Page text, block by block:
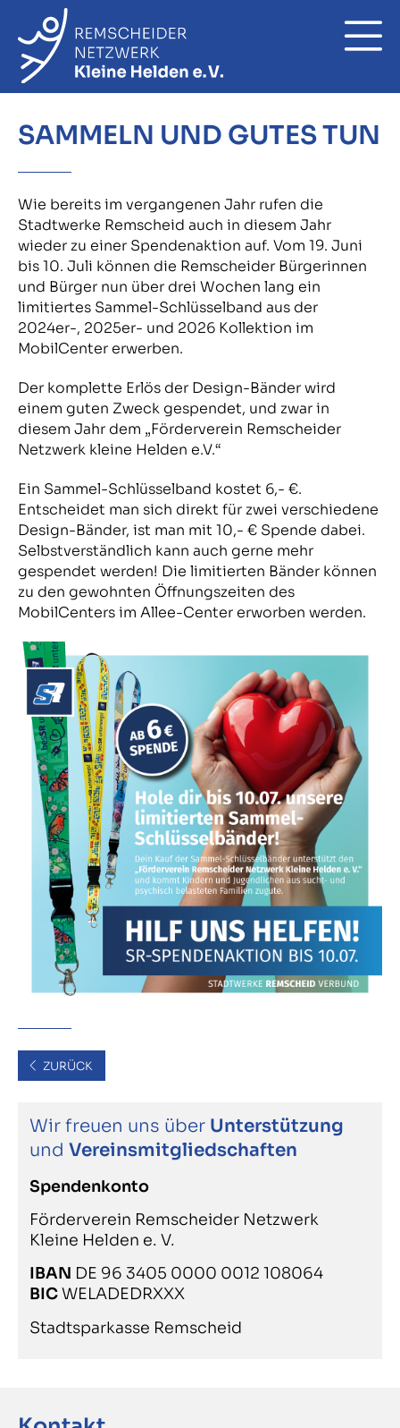
Netzwerk
Vorstand
Beitrittserklärung (PDF)
Spenden
UNSERE PROJEKTE
Kommklar
KinderKunstprojekt
Patenprojekt
Kleine Helden werden stark
SELBSTHILFE
AKTUELLES
SAMMELN UND GUTES TUN
Wie bereits im vergangenen Jahr rufen die
Stadtwerke Remscheid auch in diesem Jahr
wieder zu einer Spendenaktion auf. Vom 19. Juni
bis 10. Juli können die Remscheider Bürgerinnen
und Bürger nun über drei Wochen lang ein
limitiertes Sammel-Schlüsselband aus der
2024er-, 2025er- und 2026 Kollektion im
MobilCenter erwerben.
Der komplette Erlös der Design-Bänder wird
einem guten Zweck gespendet, und zwar in
diesem Jahr dem „Förderverein Remscheider
Netzwerk kleine Helden e.V.“
Ein Sammel-Schlüsselband kostet 6,- €.
Entscheidet man sich direkt für zwei verschiedene
Design-Bänder, ist man mit 10,- € Spende dabei.
Selbstverständlich kann auch gerne mehr
gespendet werden! Die limitierten Bänder können
zu den gewohnten Öffnungszeiten des
MobilCenters im Allee-Center erworben werden.
ZURÜCK
Wir freuen uns über Unterstützung
undVereinsmitgliedschaften
Spendenkonto
Förderverein Remscheider Netzwerk
Kleine Helden e. V.
IBAN DE 96 3405 0000 0012 108064
BIC WELADEDRXXX
Stadtsparkasse Remscheid